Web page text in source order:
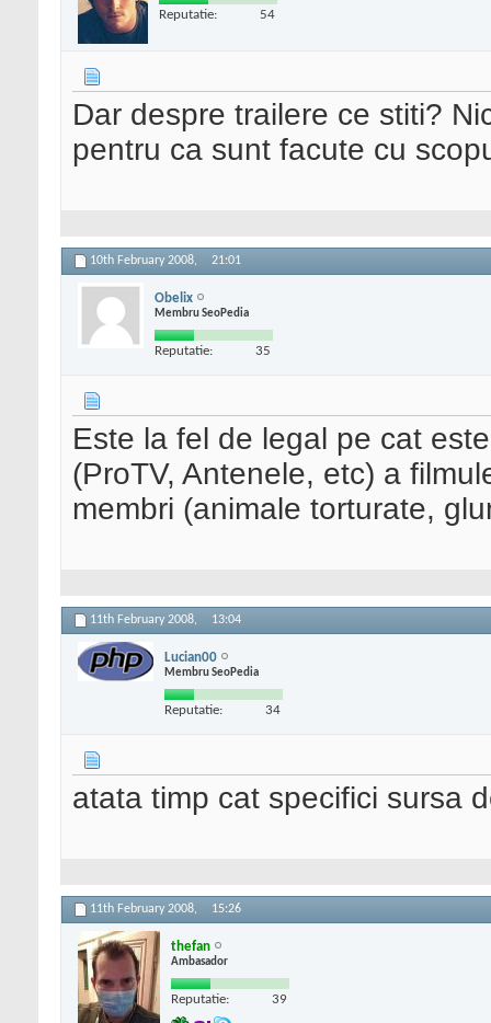
Reputatie: 54
Dar despre trailere ce stiti?
pentru ca sunt facute cu
10th February 2008, 21:01
Obelix
Membru SeoPedia
Reputatie: 35
Este la fel de legal pe cat
(ProTV, Antenele, etc) a
membri (animale torturate,
11th February 2008, 13:04
Lucian00
Membru SeoPedia
Reputatie: 34
atata timp cat specifici sursa
11th February 2008, 15:26
thefan
Ambasador
Reputatie: 39